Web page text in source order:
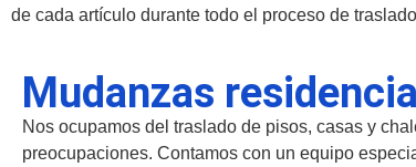
de cada artículo durante todo el proceso de
Mudanzas
Nos ocupamos del traslado de pisos, casas y
preocupaciones. Contamos con un equipo